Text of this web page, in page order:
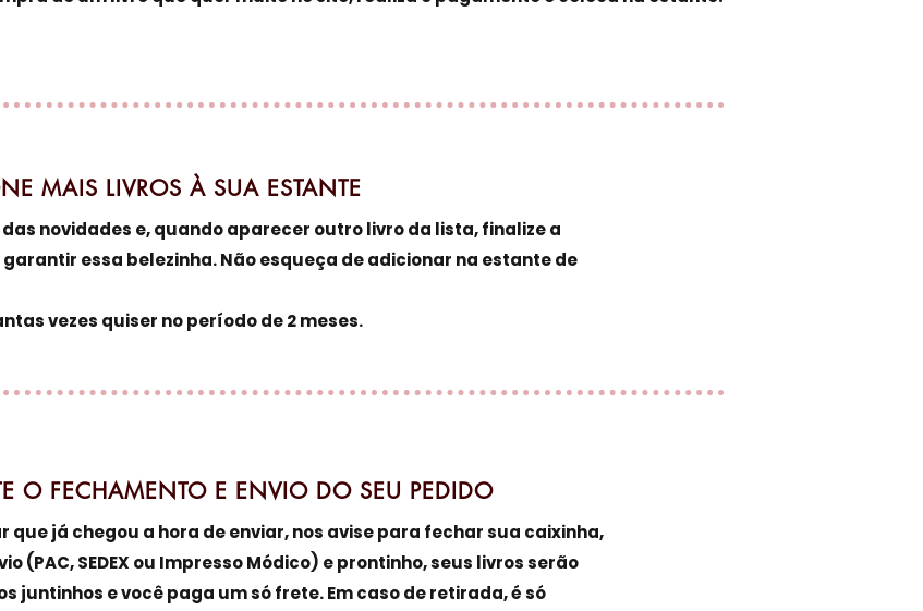
MAIS LIVROS À SUA ESTANTE
das novidades e, quando aparecer outro livro da lista, finalize a
essa belezinha. Não esqueça de adicionar na estante de
vezes quiser no período de 2 meses.
O FECHAMENTO E ENVIO DO SEU PEDIDO
que já chegou a hora de enviar, nos avise para fechar sua caixinha,
(PAC, SEDEX ou Impresso Módico) e prontinho, seus livros serão
juntinhos e você paga um só frete. Em caso de retirada, é só